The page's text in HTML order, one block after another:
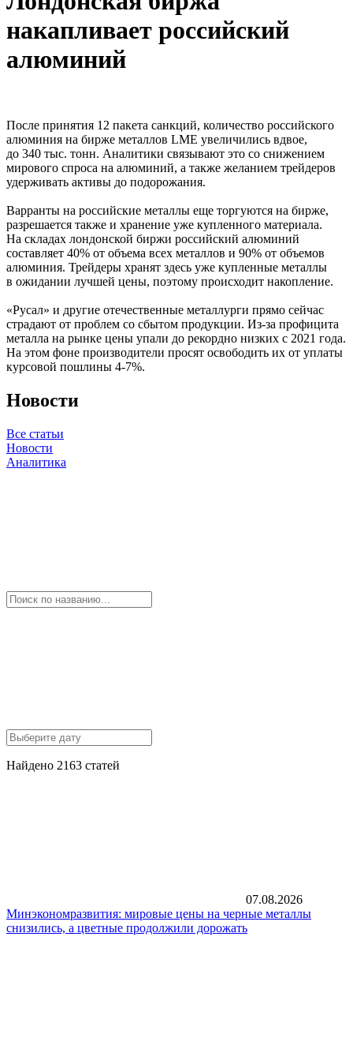
накапливает российский
алюминий
После принятия 12 пакета санкций, количество российского
алюминия на бирже металлов LME увеличились вдвое,
до 340 тыс. тонн. Аналитики связывают это со снижением
мирового спроса на алюминий, а также желанием трейдеров
удерживать активы до подорожания.
Варранты на российские металлы еще торгуются на бирже,
разрешается также и хранение уже купленного материала.
На складах лондонской биржи российский алюминий
составляет 40% от объема всех металлов и 90% от объемов
алюминия. Трейдеры хранят здесь уже купленные металлы
в ожидании лучшей цены, поэтому происходит накопление.
«Русал» и другие отечественные металлурги прямо сейчас
страдают от проблем со сбытом продукции. Из-за профицита
металла на рынке цены упали до рекордно низких с 2021 года.
На этом фоне производители просят освободить их от уплаты
курсовой пошлины 4-7%.
Новости
Все статьи
Новости
Аналитика
Найдено 2163 статей
07.08.2026
Минэкономразвития: мировые цены на черные металлы
снизились, а цветные продолжили дорожать